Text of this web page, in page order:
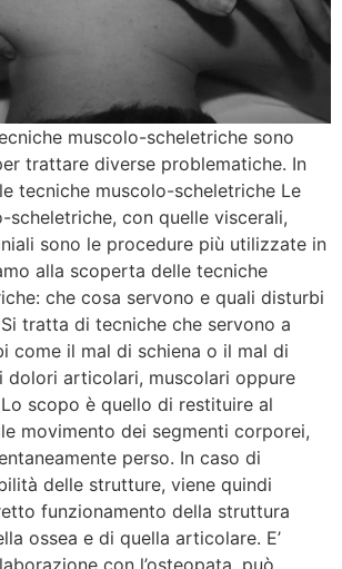
muscolo-scheletriche sono
trattare diverse problematiche. In
tecniche muscolo-scheletriche Le
scheletriche, con quelle viscerali,
sono le procedure più utilizzate in
alla scoperta delle tecniche
che cosa servono e quali disturbi
tratta di tecniche che servono a
come il mal di schiena o il mal di
dolori articolari, muscolari oppure
scopo è quello di restituire al
movimento dei segmenti corporei,
perso. In caso di
delle strutture, viene quindi
funzionamento della struttura
ossea e di quella articolare. E’
con l’osteopata, può